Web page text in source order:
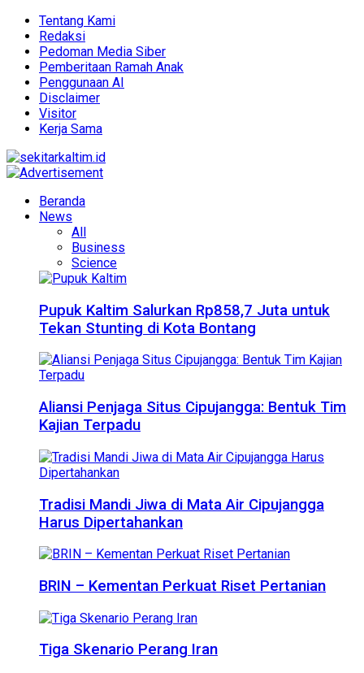
Tentang Kami
Redaksi
Pedoman Media Siber
Pemberitaan Ramah Anak
Penggunaan AI
Disclaimer
Visitor
Kerja Sama
Beranda
News
All
Business
Science
Pupuk Kaltim Salurkan Rp858,7 Juta untuk
Tekan Stunting di Kota Bontang
Aliansi Penjaga Situs Cipujangga: Bentuk Tim
Kajian Terpadu
Tradisi Mandi Jiwa di Mata Air Cipujangga
Harus Dipertahankan
BRIN – Kementan Perkuat Riset Pertanian
Tiga Skenario Perang Iran